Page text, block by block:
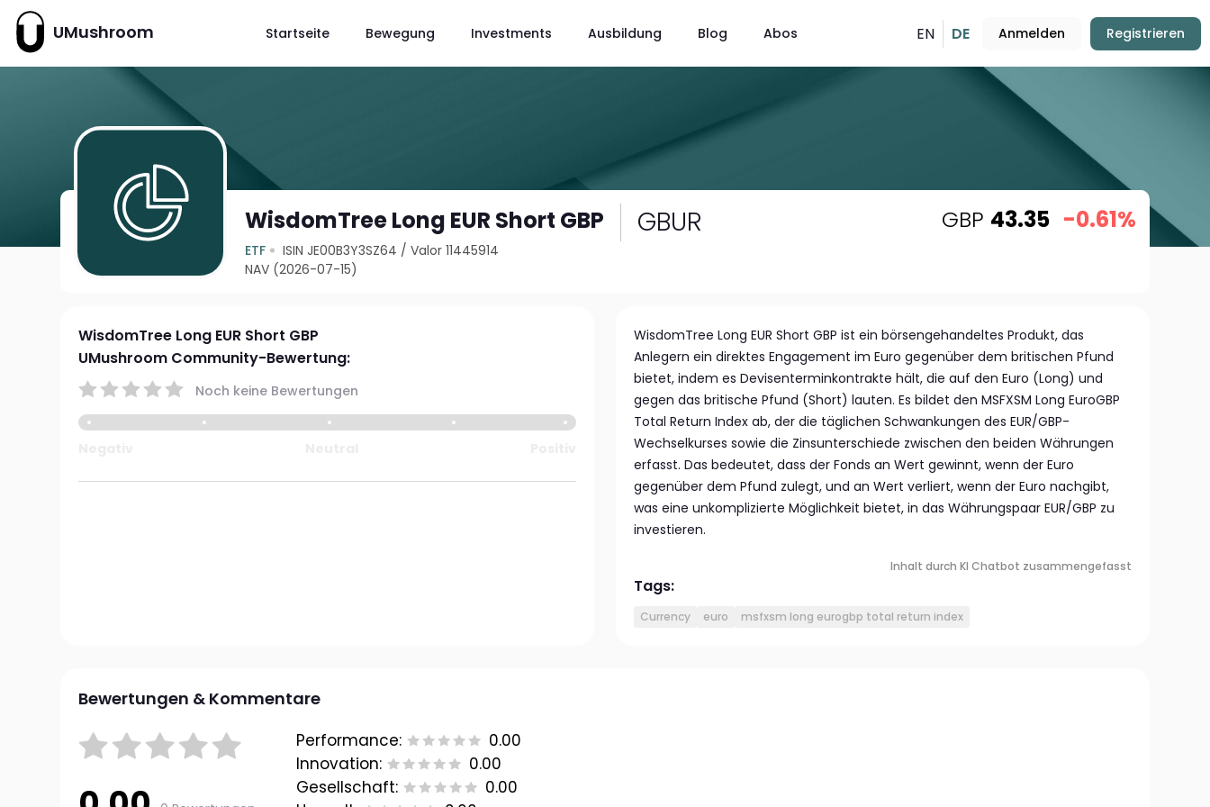
UMushroom Startseite Bewegung Investments Ausbildung Blog Abos EN DE Anmelden Registrieren
WisdomTree Long EUR Short GBP GBUR
ETF ISIN JE00B3Y3SZ64 /Valor 11445914
NAV (2026-07-15)
GBP 43.35 -0.61%
WisdomTree Long EUR Short GBP
UMushroom Community-Bewertung:
Noch keine Bewertungen
WisdomTree Long EUR Short GBP ist ein börsengehandeltes Produkt, das
Anlegern ein direktes Engagement im Euro gegenüber dem britischen Pfund
bietet, indem es Devisenterminkontrakte hält, die auf den Euro (Long) und
gegen das britische Pfund (Short) lauten. Es bildet den MSFXSM Long EuroGBP
Total Return Index ab, der die täglichen Schwankungen des EUR/GBP-
Wechselkurses sowie die Zinsunterschiede zwischen den beiden Währungen
erfasst. Das bedeutet, dass der Fonds an Wert gewinnt, wenn der Euro
gegenüber dem Pfund zulegt, und an Wert verliert, wenn der Euro nachgibt,
was eine unkomplizierte Möglichkeit bietet, in das Währungspaar EUR/GBP zu
investieren.
Inhalt durch KI Chatbot zusammengefasst
Tags:
Currency euro msfxsm long eurogbp total return index
Bewertungen & Kommentare
Performance:
0.00
Innovation:
0.00
Gesellschaft:
0.00